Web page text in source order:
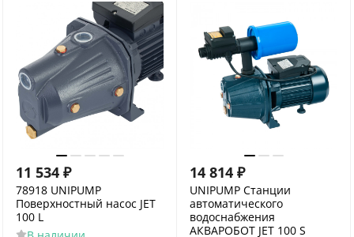
11 534 ₽
78918 UNIPUMP
Поверхностный насос JET
100 L
14 814 ₽
UNIPUMP Станции
автоматического
водоснабжения
АКВАРОБОТ JET 100 S